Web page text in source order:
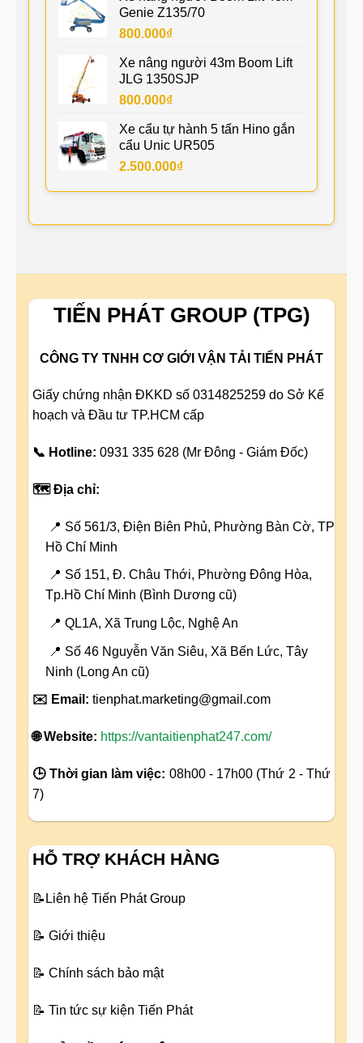
Genie Z135/70
800.000₫
Xe nâng người 43m Boom Lift
JLG 1350SJP
800.000₫
Xe cẩu tự hành 5 tấn Hino gắn
cẩu Unic UR505
2.500.000₫
TIẾN PHÁT GROUP (TPG)
CÔNG TY TNHH CƠ GIỚI VẬN TẢI TIẾN PHÁT
Giấy chứng nhận ĐKKD số 0314825259 do Sở Kế
hoạch và Đầu tư TP.HCM cấp
📞 Hotline: 0931 335 628 (Mr Đông - Giám Đốc)
🗺️ Địa chỉ:
📍 Số 561/3, Điện Biên Phủ, Phường Bàn Cờ, TP
Hồ Chí Minh
📍 Số 151, Đ. Châu Thới, Phường Đông Hòa,
Tp.Hồ Chí Minh (Bình Dương cũ)
📍 QL1A, Xã Trung Lộc, Nghệ An
📍 Số 46 Nguyễn Văn Siêu, Xã Bến Lức, Tây
Ninh (Long An cũ)
✉️ Email: tienphat.marketing@gmail.com
🌐 Website: https://vantaitienphat247.com/
🕒 Thời gian làm việc: 08h00 - 17h00 (Thứ 2 - Thứ
7)
HỖ TRỢ KHÁCH HÀNG
📝 Liên hệ Tiến Phát Group
📝 Giới thiệu
📝 Chính sách bảo mật
📝 Tin tức sự kiện Tiến Phát